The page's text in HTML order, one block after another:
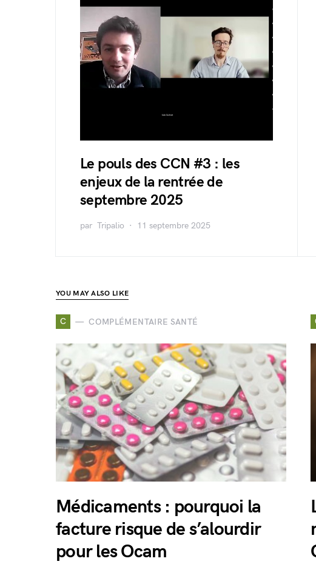
Le pouls des CCN #3 : les
enjeux de la rentrée de
septembre 2025
par Tripalio 11 septembre 2025
YOU MAY ALSO LIKE
C COMPLÉMENTAIRE SANTÉ
Médicaments : pourquoi la
facture risque de s’alourdir
pour les Ocam